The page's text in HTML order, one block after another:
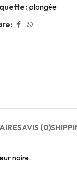
: plongée
AVIS (0)
noire.